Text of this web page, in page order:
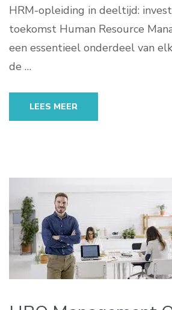
HRM-opleiding in deeltijd:
toekomst Human Resource
een essentieel onderdeel van
de …
LEES MEER